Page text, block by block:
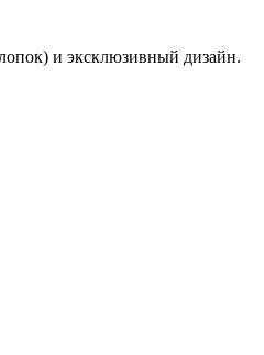
и эксклюзивный дизайн.